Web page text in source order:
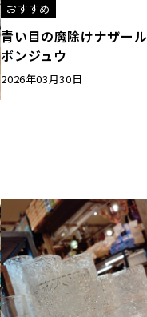
おすすめ
青い目の魔除けナザール
ボンジュウ
2026年03月30日